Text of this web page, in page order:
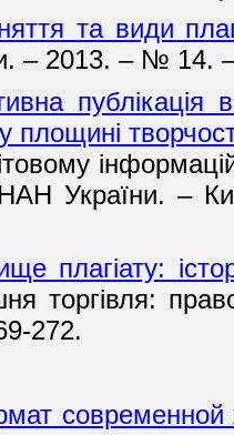
та види
– 2013. – № 14.
публікація
площині
України. –
плагіату:
торгівля:
272.
современной